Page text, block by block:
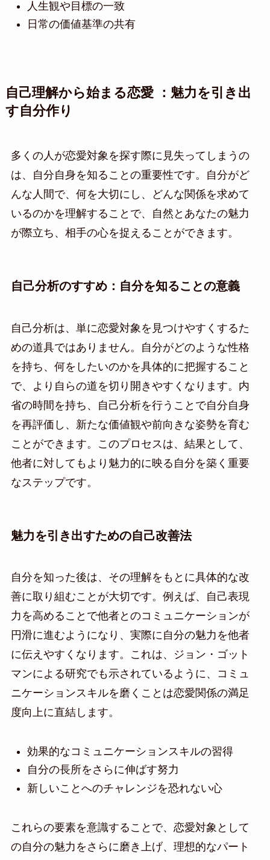
人生観や目標の一致
日常の価値基準の共有
自己理解から始まる恋愛 ：魅力を引き出
す自分作り
多くの人が恋愛対象を探す際に見失ってしまうの
は、自分自身を知ることの重要性です。自分がど
んな人間で、何を大切にし、どんな関係を求めて
いるのかを理解することで、自然とあなたの魅力
が際立ち、相手の心を捉えることができます。
自己分析のすすめ：自分を知ることの意義
自己分析は、単に恋愛対象を見つけやすくするた
めの道具ではありません。自分がどのような性格
を持ち、何をしたいのかを具体的に把握すること
で、より自らの道を切り開きやすくなります。内
省の時間を持ち、自己分析を行うことで自分自身
を再評価し、新たな価値観や前向きな姿勢を育む
ことができます。このプロセスは、結果として、
他者に対してもより魅力的に映る自分を築く重要
なステップです。
魅力を引き出すための自己改善法
自分を知った後は、その理解をもとに具体的な改
善に取り組むことが大切です。例えば、自己表現
力を高めることで他者とのコミュニケーションが
円滑に進むようになり、実際に自分の魅力を他者
に伝えやすくなります。これは、ジョン・ゴット
マンによる研究でも示されているように、コミュ
ニケーションスキルを磨くことは恋愛関係の満足
度向上に直結します。
効果的なコミュニケーションスキルの習得
自分の長所をさらに伸ばす努力
新しいことへのチャレンジを恐れない心
これらの要素を意識することで、恋愛対象として
の自分の魅力をさらに磨き上げ、理想的なパート